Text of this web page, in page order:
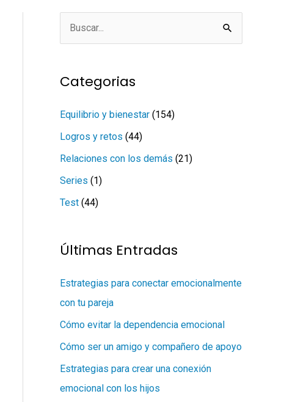
c
a
r
Categorias
Equilibrio y bienestar (154)
Logros y retos (44)
Relaciones con los demás (21)
Series (1)
Test (44)
Últimas Entradas
Estrategias para conectar emocionalmente
con tu pareja
Cómo evitar la dependencia emocional
Cómo ser un amigo y compañero de apoyo
Estrategias para crear una conexión
emocional con los hijos